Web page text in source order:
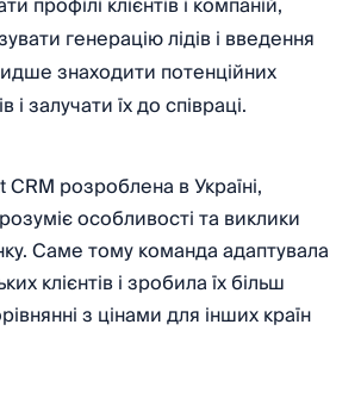
генерацію лідів і введення
знаходити потенційних
і залучати їх до співраці.
розроблена в Україні,
особливості та виклики
Саме тому команда адаптувала
клієнтів і зробила їх більш
з цінами для інших країн